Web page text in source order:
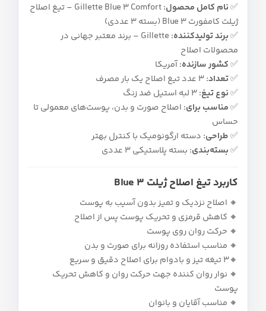
✅نام کامل محصول:
Gillette Blue 3 Comfort – تیغ اصلاح
ژیلت کامفورت Blue 3 (بسته ۳ عددی)
✅برند تولیدکننده:
Gillette – برند معتبر جهانی در
محصولات اصلاح
✅کشور سازنده:آمریکا
✅تعداد:۳ عدد تیغ اصلاح یک‌ بار مصرف
✅نوع تیغ:۳ لبه استیل ضد زنگ
✅مناسب برای: اصلاح صورت و بدن، پوست‌های معمولی تا
حساس
✅طراحی: دسته ارگونومیک با کنترل بهتر
✅بسته‌بندی: بسته پلاستیکی ۳ عددی
کاربرد تیغ اصلاح ژیلت Blue 3
🔸 اصلاح نزدیک و تمیز بدون آسیب به پوست
🔸 کاهش قرمزی و تحریک پوست پس از اصلاح
🔸 حرکت روان روی پوست
🔸 مناسب استفاده روزانه برای صورت و بدن
🔸۳ تیغه تیز و بادوام برای اصلاح دقیق و سریع
🔸 نوار روان‌ کننده جهت حرکت روان و کاهش تحریک
پوست
🔸 مناسب آقایان و بانوان